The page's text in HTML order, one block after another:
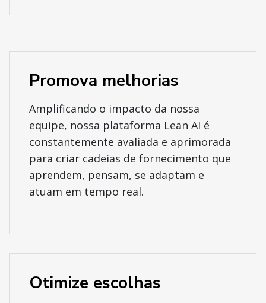
Promova melhorias
Amplificando o impacto da nossa
equipe, nossa plataforma Lean AI é
constantemente avaliada e aprimorada
para criar cadeias de fornecimento que
aprendem, pensam, se adaptam e
atuam em tempo real.
Otimize escolhas